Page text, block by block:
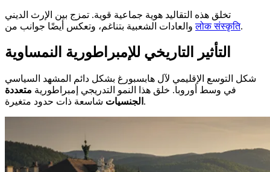
تخلق هذه التقاليد هوية جماعية قوية. تمزج بين الإرث الديني
والعادات الشعبية بتناغم، وتعكس أيضًا جوانب منलोक संस्कृति.
التأثير التاريخي للإمبراطورية النمساوية
شكل التوسع الإقليمي لآل هابسبورغ بشكل دائم المشهد السياسي
في وسط أوروبا. خلق هذا النمو التدريجي إمبراطورية متعددة
الجنسيات شاسعة ذات حدود متغيرة.